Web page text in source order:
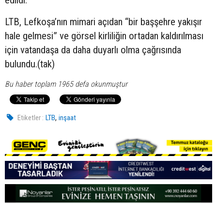
LTB, Lefkoşa’nın mimari açıdan “bir başşehre yakışır
hale gelmesi” ve görsel kirliliğin ortadan kaldırılması
için vatandaşa da daha duyarlı olma çağrısında
bulundu.(tak)
Bu haber toplam 1965 defa okunmuştur
Etiketler : LTB,inşaat